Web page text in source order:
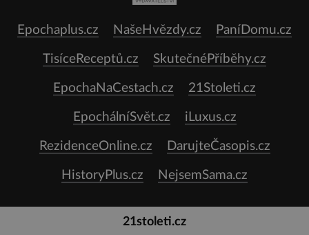
Epochaplus.cz NašeHvězdy.cz PaníDomu.cz
TisíceReceptů.cz SkutečnéPříběhy.cz
EpochaNaCestach.cz 21Stoleti.cz
EpochálníSvět.cz iLuxus.cz
RezidenceOnline.cz DarujteČasopis.cz
HistoryPlus.cz NejsemSama.cz
21stoleti.cz